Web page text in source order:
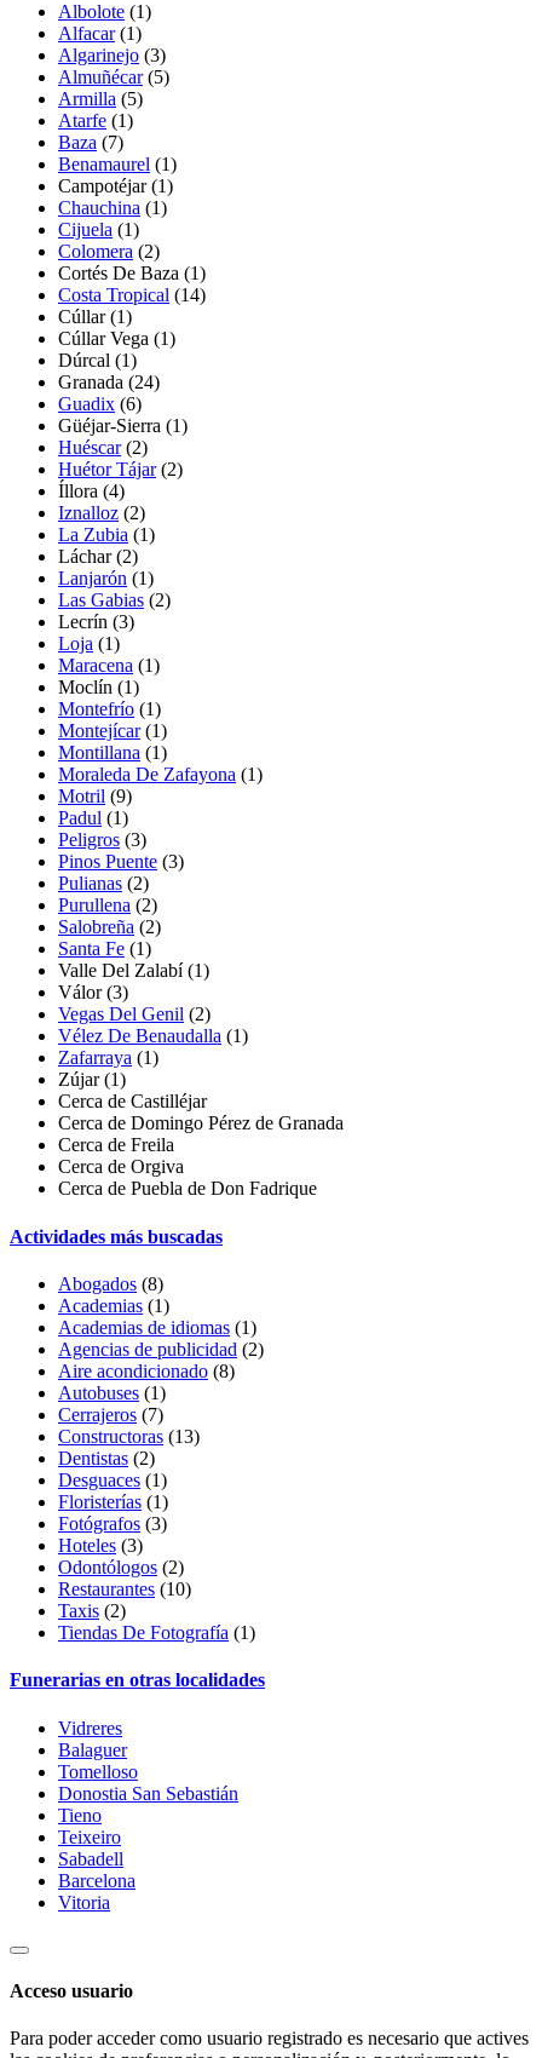
Albolote (1)
Alfacar(1)
Algarinejo (3)
Almuñécar(5)
Armilla (5)
Atarfe (1)
Baza (7)
Benamaurel (1)
Campotéjar(1)
Chauchina (1)
Cijuela (1)
Colomera (2)
Cortés De Baza (1)
Costa Tropical (14)
Cúllar(1)
Cúllar Vega (1)
Dúrcal (1)
Granada (24)
Guadix (6)
Güéjar-Sierra (1)
Huéscar(2)
Huétor Tájar(2)
Íllora (4)
Iznalloz (2)
La Zubia (1)
Láchar(2)
Lanjarón (1)
Las Gabias (2)
Lecrín (3)
Loja (1)
Maracena (1)
Moclín (1)
Montefrío (1)
Montejícar(1)
Montillana (1)
Moraleda De Zafayona (1)
Motril (9)
Padul (1)
Peligros (3)
Pinos Puente (3)
Pulianas (2)
Purullena (2)
Salobreña (2)
Santa Fe (1)
Valle Del Zalabí(1)
Válor(3)
Vegas Del Genil (2)
Vélez De Benaudalla (1)
Zafarraya (1)
Zújar(1)
Cerca de Castilléjar
Cerca de Domingo Pérez de Granada
Cerca de Freila
Cerca de Orgiva
Cerca de Puebla de Don Fadrique
Actividades más buscadas
Abogados (8)
Academias (1)
Academias de idiomas (1)
Agencias de publicidad (2)
Aire acondicionado (8)
Autobuses (1)
Cerrajeros (7)
Constructoras (13)
Dentistas (2)
Desguaces (1)
Floristerías (1)
Fotógrafos (3)
Hoteles (3)
Odontólogos (2)
Restaurantes (10)
Taxis (2)
Tiendas De Fotografía (1)
Funerarias en otras localidades
Vidreres
Balaguer
Tomelloso
Donostia San Sebastián
Tieno
Teixeiro
Sabadell
Barcelona
Vitoria
Acceso usuario
Para poder acceder como usuario registrado es necesario que actives